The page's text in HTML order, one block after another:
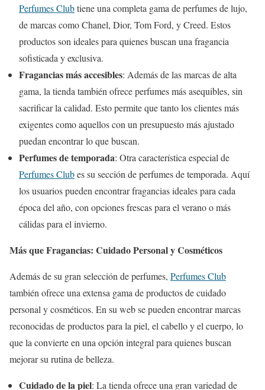
Perfumes Clubtiene una completa gama de perfumes de lujo,
de marcas como Chanel, Dior, Tom Ford, y Creed. Estos
productos son ideales para quienes buscan una fragancia
sofisticada y exclusiva.
Fragancias más accesibles: Además de las marcas de alta
gama, la tienda también ofrece perfumes más asequibles, sin
sacrificar la calidad. Esto permite que tanto los clientes más
exigentes como aquellos con un presupuesto más ajustado
puedan encontrar lo que buscan.
Perfumes de temporada: Otra característica especial de
Perfumes Clubes su sección de perfumes de temporada. Aquí
los usuarios pueden encontrar fragancias ideales para cada
época del año, con opciones frescas para el verano o más
cálidas para el invierno.
Más que Fragancias: Cuidado Personal y Cosméticos
Además de su gran selección de perfumes, Perfumes Club
también ofrece una extensa gama de productos de cuidado
personal y cosméticos. En su web se pueden encontrar marcas
reconocidas de productos para la piel, el cabello y el cuerpo, lo
que la convierte en una opción integral para quienes buscan
mejorar su rutina de belleza.
Cuidado de la piel: La tienda ofrece una gran variedad de